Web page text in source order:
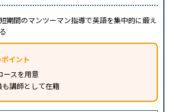
短期間のマンツーマン指導で英語を集中的に鍛え
る
イント
ースを用意
講師として在籍